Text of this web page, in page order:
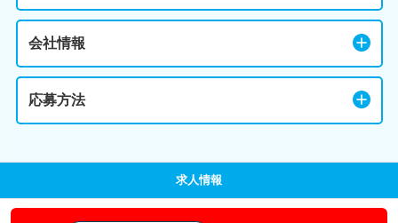
会社情報
応募方法
求人情報